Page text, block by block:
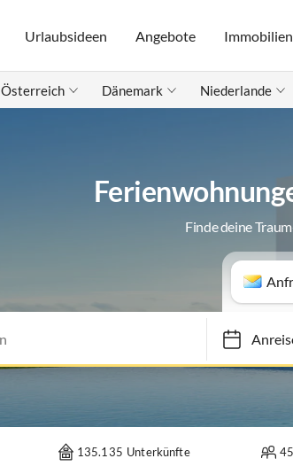
Urlaubsideen Angebote Immobilien
Österreich Dänemark Niederlande
Finde deine
Anreise
135.135 Unterkünfte